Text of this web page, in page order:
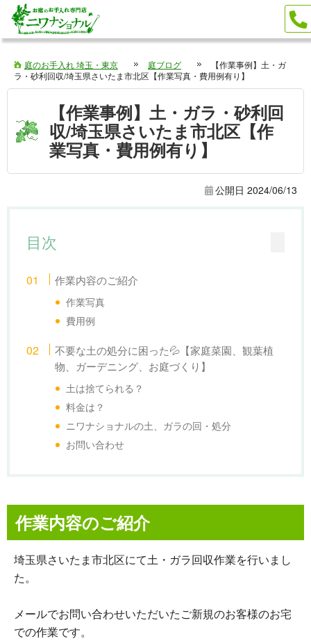
庭のお手入れ 埼玉・東京 庭ブログ
【作業事例】土・ガ
ラ・砂利回収/埼玉県さいたま市北区【作業写真・費用例有り】
【作業事例】土・ガラ・砂利回
収/埼玉県さいたま市北区【作
業写真・費用例有り】
公開日 2024/06/13
目次
作業内容のご紹介
作業写真
費用例
不要な土の処分に困った💦【家庭菜園、観葉植
物、ガーデニング、お庭づくり】
土は捨てられる？
料金は？
ニワナショナルの土、ガラの回・処分
お問い合わせ
作業内容のご紹介
埼玉県さいたま市北区にて土・ガラ回収作業を行いまし
た。
メールでお問い合わせいただいたご新規のお客様のお宅
での作業です。